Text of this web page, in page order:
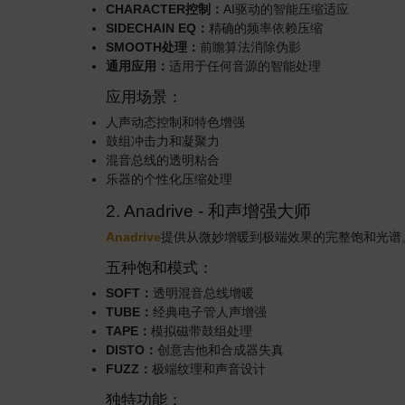
CHARACTER控制： AI驱动的智能压缩适应
SIDECHAIN EQ： 精确的频率依赖压缩
SMOOTH处理： 前瞻算法消除伪影
通用应用： 适用于任何音源的智能处理
应用场景：
人声动态控制和特色增强
鼓组冲击力和凝聚力
混音总线的透明粘合
乐器的个性化压缩处理
2. Anadrive - 和声增强大师
Anadrive提供从微妙增暖到极端效果的完整饱和光谱
五种饱和模式：
SOFT： 透明混音总线增暖
TUBE： 经典电子管人声增强
TAPE： 模拟磁带鼓组处理
DISTO： 创意吉他和合成器失真
FUZZ： 极端纹理和声音设计
独特功能：